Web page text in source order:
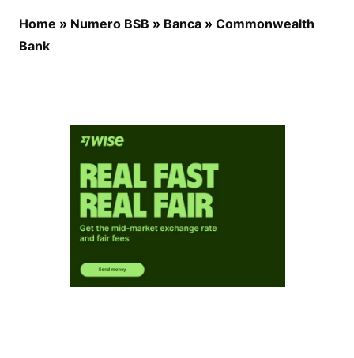
Home » Numero BSB » Banca » Commonwealth
Bank